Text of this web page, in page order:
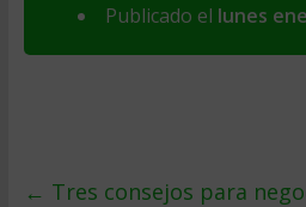
Publicado el lunes
← Tres consejos para